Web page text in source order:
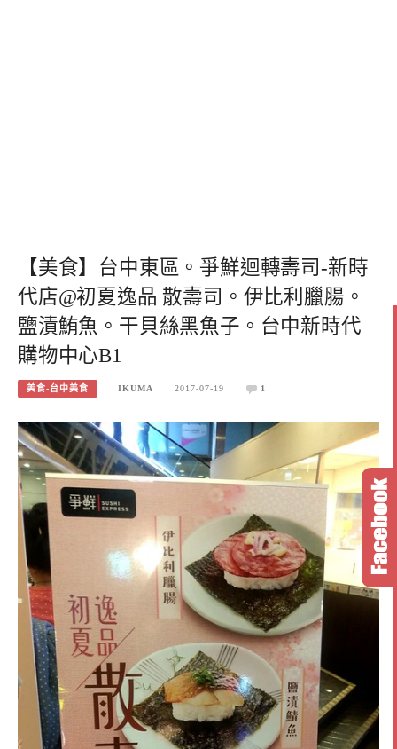
【美食】台中東區。爭鮮迴轉壽司-新時
代店@初夏逸品 散壽司。伊比利臘腸。
鹽漬鮪魚。干貝絲黑魚子。台中新時代
購物中心B1
美食-台中美食 IKUMA 2017-07-19 1